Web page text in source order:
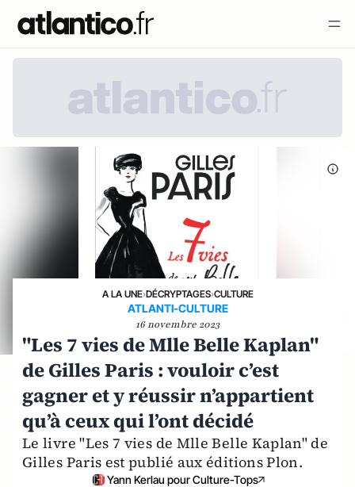
A LA UNE›DÉCRYPTAGES›CULTURE
ATLANTI-CULTURE
16 novembre 2023
"Les 7 vies de Mlle Belle Kaplan"
de Gilles Paris : vouloir c’est
gagner et y réussir n’appartient
qu’à ceux qui l’ont décidé
Le livre "Les 7 vies de Mlle Belle Kaplan" de
Gilles Paris est publié aux éditions Plon.
Yann Kerlau pour Culture-Tops